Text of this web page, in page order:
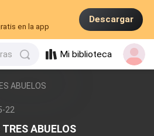
en la app
Descargar
Mi biblioteca
ABUELOS
22
ABUELOS